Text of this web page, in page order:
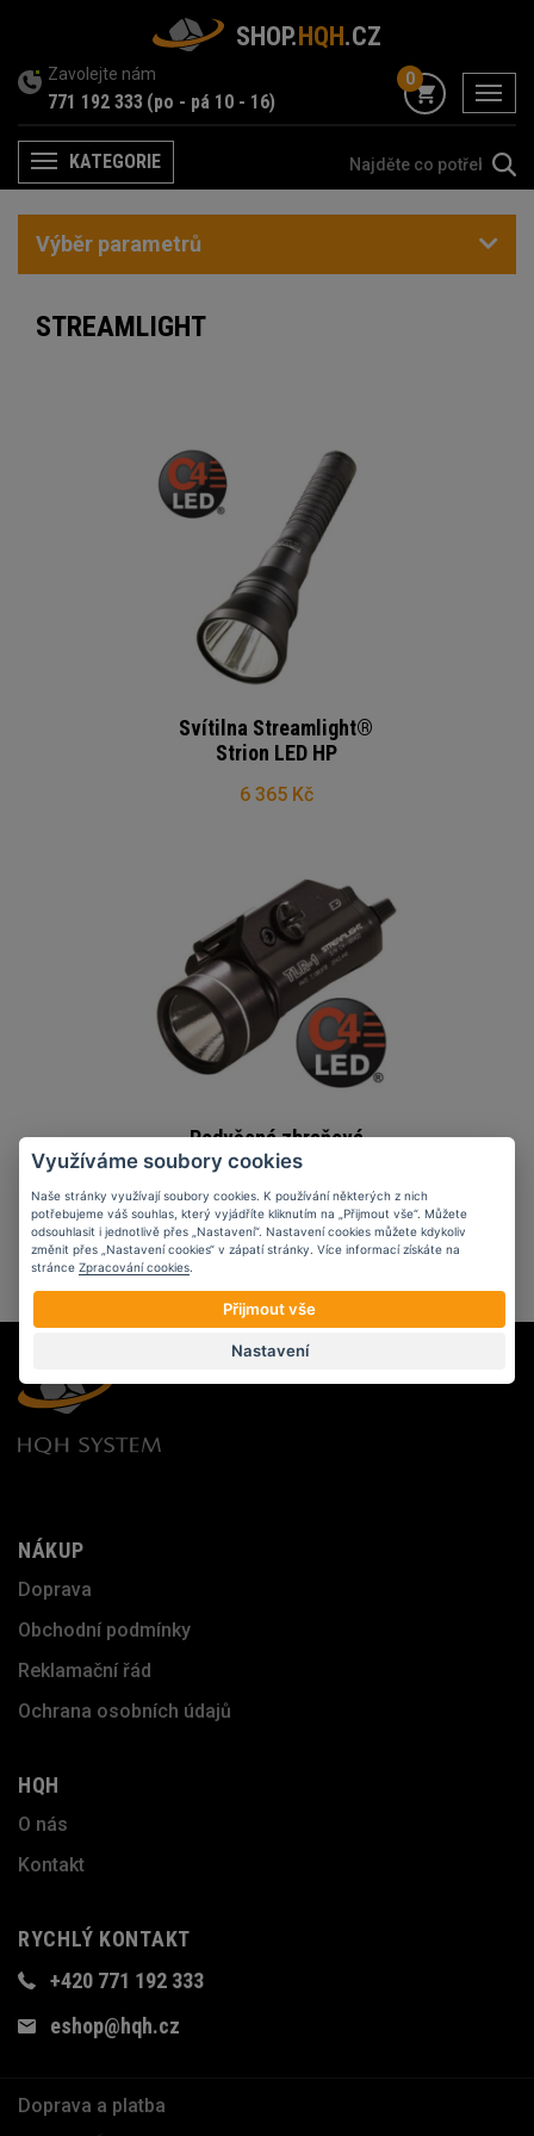
SHOP.HQH.CZ
Zavolejte nám
771 192 333 (po - pá 10 - 16) menu
0
MenuKATEGORIE
Výběr parametrů
STREAMLIGHT
Svítilna Streamlight®
Strion LED HP
6 365 Kč
Podvěsná zbraňová
svítilna Streamlight
TLR-1s se
stroboskopem
6 230 Kč
NÁKUP
Doprava
Obchodní podmínky
Reklamační řád
Ochrana osobních údajů
HQH
O nás
Kontakt
RYCHLÝ KONTAKT
+420 771 192 333
eshop@hqh.cz
Doprava a platba
Využíváme soubory cookies
Naše stránky využívají soubory cookies. K používání některých z nich
potřebujeme váš souhlas, který vyjádříte kliknutím na „Přijmout vše“. Můžete
odsouhlasit i jednotlivě přes „Nastavení“. Nastavení cookies můžete kdykoliv
změnit přes „Nastavení cookies“ v zápatí stránky. Více informací získáte na
stránce Zpracování cookies
Přijmout vše
Nastavení